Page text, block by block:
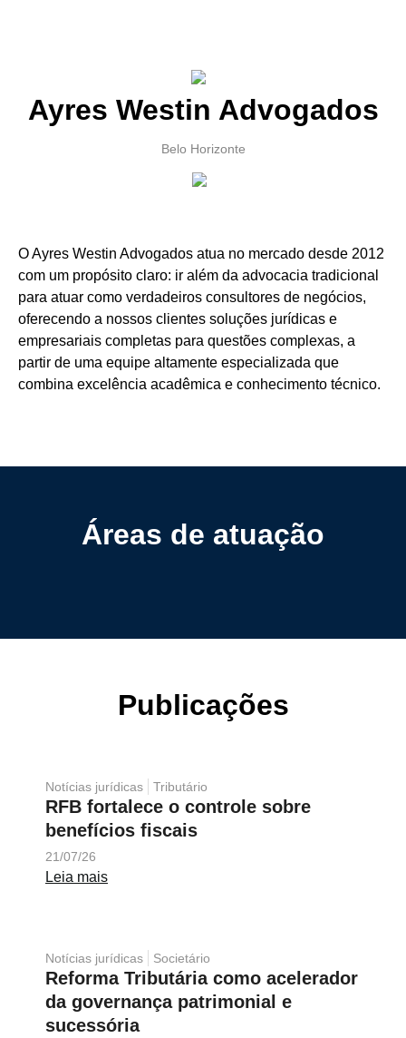
Ayres Westin Advogados
Belo Horizonte
O Ayres Westin Advogados atua no mercado desde 2012
com um propósito claro: ir além da advocacia tradicional
para atuar como verdadeiros consultores de negócios,
oferecendo a nossos clientes soluções jurídicas e
empresariais completas para questões complexas, a
partir de uma equipe altamente especializada que
combina excelência acadêmica e conhecimento técnico.
Áreas de atuação
Publicações
Notícias jurídicas Tributário
RFB fortalece o controle sobre
benefícios fiscais
21/07/26
Leia mais
Notícias jurídicas Societário
Reforma Tributária como acelerador
da governança patrimonial e
sucessória